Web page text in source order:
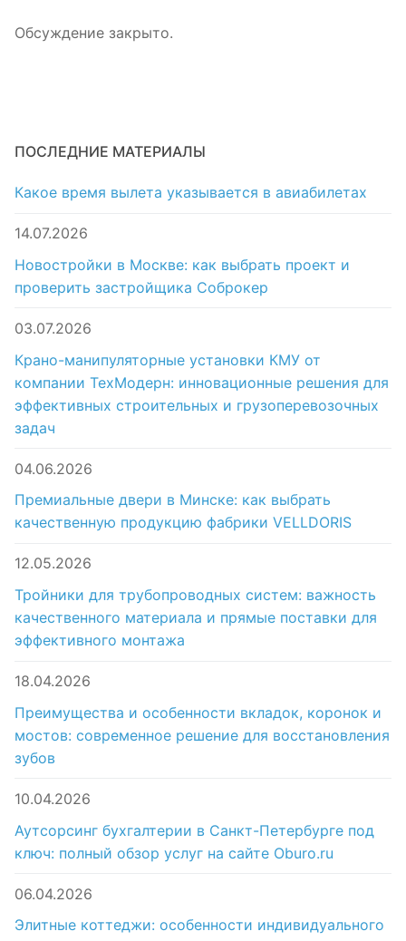
Обсуждение закрыто.
ПОСЛЕДНИЕ МАТЕРИАЛЫ
Какое время вылета указывается в авиабилетах
14.07.2026
Новостройки в Москве: как выбрать проект и
проверить застройщика Соброкер
03.07.2026
Крано-манипуляторные установки КМУ от
компании ТехМодерн: инновационные решения для
эффективных строительных и грузоперевозочных
задач
04.06.2026
Премиальные двери в Минске: как выбрать
качественную продукцию фабрики VELLDORIS
12.05.2026
Тройники для трубопроводных систем: важность
качественного материала и прямые поставки для
эффективного монтажа
18.04.2026
Преимущества и особенности вкладок, коронок и
мостов: современное решение для восстановления
зубов
10.04.2026
Аутсорсинг бухгалтерии в Санкт-Петербурге под
ключ: полный обзор услуг на сайте Oburo.ru
06.04.2026
Элитные коттеджи: особенности индивидуального